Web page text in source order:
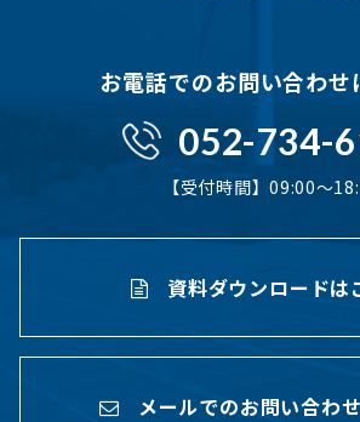
お電話でのお問い合わせ
052-734-
【受付時間】09:00〜
資料ダウンロードは
メールでのお問い合わ